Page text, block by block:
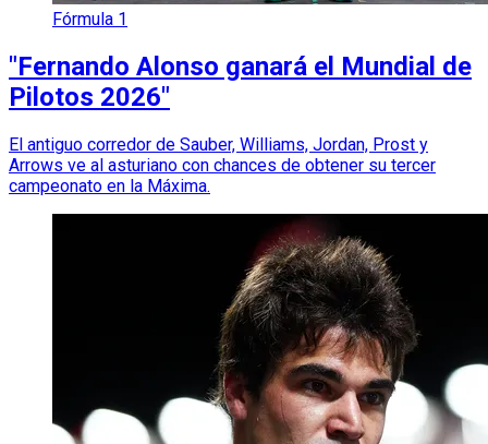
Fórmula 1
"Fernando Alonso ganará el Mundial de
Pilotos 2026"
El antiguo corredor de Sauber, Williams, Jordan, Prost y
Arrows ve al asturiano con chances de obtener su tercer
campeonato en la Máxima.